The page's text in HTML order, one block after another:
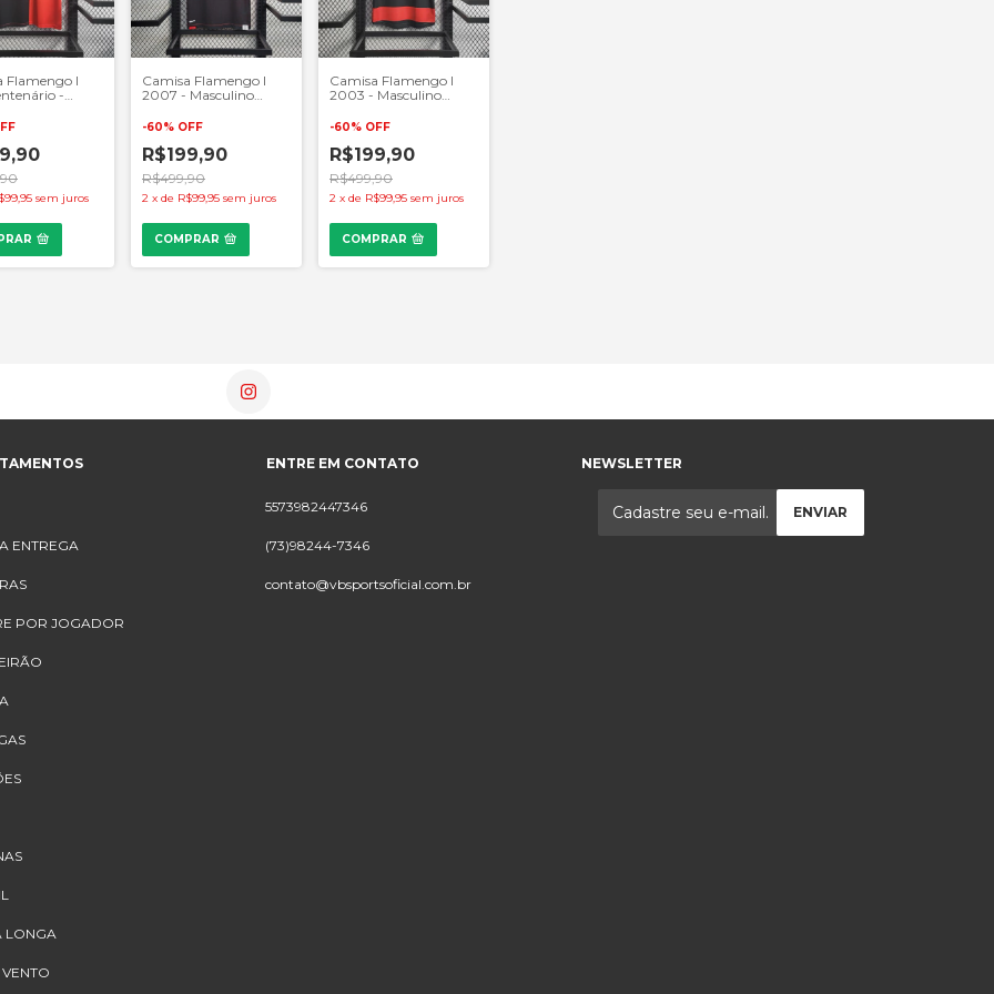
Flamengo I
-
e Preto
sem juros
Camisa Flamengo I
2007 - Masculino
Vermelho
-60% OFF
R$199,90
R$499,90
2 x de R$99,95 sem juros
COMPRAR
Camisa Flamengo I
2003 - Masculino
Vermelho
-60% OFF
R$199,90
R$499,90
2 x de R$99,95 sem juros
COMPRAR
ENTREGA
POR JOGADOR
LONGA
ENTRE EM CONTATO
5573982447346
(73)98244-7346
contato@vbsportsoficial.com.br
NEWSLETTER